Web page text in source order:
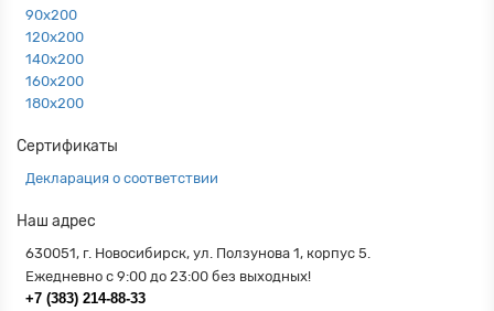
90х200
120х200
140х200
160х200
180х200
Сертификаты
Декларация о соответствии
Наш адрес
630051, г. Новосибирск, ул. Ползунова 1, корпус 5.
Ежедневно с 9:00 до 23:00 без выходных!
+7 (383) 214-88-33